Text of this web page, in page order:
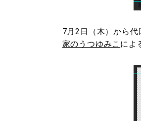
7月2日（木）から代
家のうつゆみこ によ